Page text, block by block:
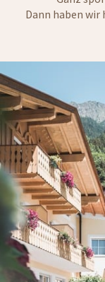
Dann haben wir